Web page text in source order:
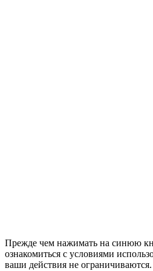
Прежде чем нажимать на синюю
ознакомиться с условиями
ваши действия не